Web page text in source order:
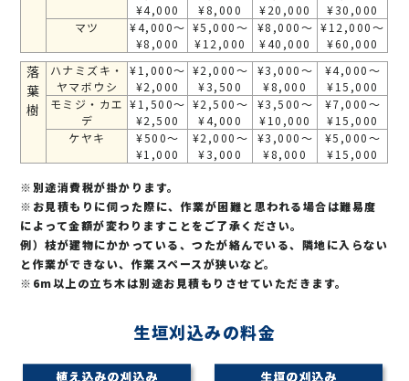
¥4,000
¥8,000
¥20,000
¥30,000
マツ
¥4,000～
¥8,000
¥5,000～
¥12,000
¥8,000～
¥40,000
¥12,000～
¥60,000
落
葉
樹
ハナミズキ・
ヤマボウシ
¥1,000～
¥2,000
¥2,000～
¥3,500
¥3,000～
¥8,000
¥4,000～
¥15,000
モミジ・カエ
デ
¥1,500～
¥2,500
¥2,500～
¥4,000
¥3,500～
¥10,000
¥7,000～
¥15,000
ケヤキ
¥500～
¥1,000
¥2,000～
¥3,000
¥3,000～
¥8,000
¥5,000～
¥15,000
※別途消費税が掛かります。
※お見積もりに伺った際に、作業が困難と思われる場合は難易度
によって金額が変わりますことをご了承ください。
例）枝が建物にかかっている、つたが絡んでいる、隣地に入らない
と作業ができない、作業スペースが狭いなど。
※6m以上の立ち木は別途お見積もりさせていただきます。
生垣刈込みの料金